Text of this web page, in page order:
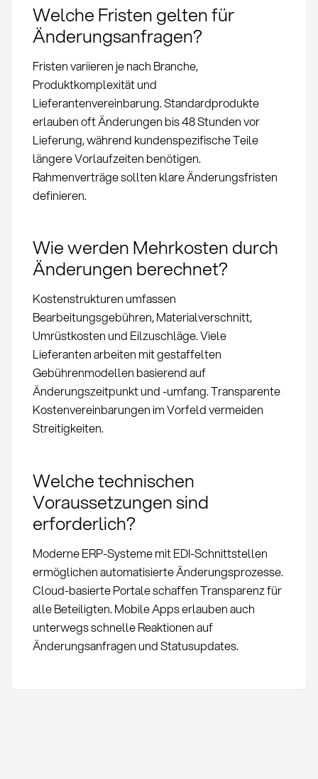
Welche Fristen gelten für
Änderungsanfragen?
Fristen variieren je nach Branche,
Produktkomplexität und
Lieferantenvereinbarung. Standardprodukte
erlauben oft Änderungen bis 48 Stunden vor
Lieferung, während kundenspezifische Teile
längere Vorlaufzeiten benötigen.
Rahmenverträge sollten klare Änderungsfristen
definieren.
Wie werden Mehrkosten durch
Änderungen berechnet?
Kostenstrukturen umfassen
Bearbeitungsgebühren, Materialverschnitt,
Umrüstkosten und Eilzuschläge. Viele
Lieferanten arbeiten mit gestaffelten
Gebührenmodellen basierend auf
Änderungszeitpunkt und -umfang. Transparente
Kostenvereinbarungen im Vorfeld vermeiden
Streitigkeiten.
Welche technischen
Voraussetzungen sind
erforderlich?
Moderne ERP-Systeme mit EDI-Schnittstellen
ermöglichen automatisierte Änderungsprozesse.
Cloud-basierte Portale schaffen Transparenz für
alle Beteiligten. Mobile Apps erlauben auch
unterwegs schnelle Reaktionen auf
Änderungsanfragen und Statusupdates.